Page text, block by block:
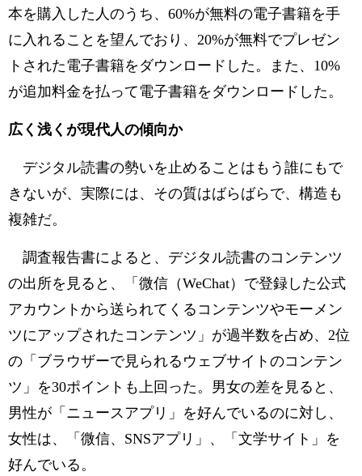
本を購入した人のうち、60%が無料の電子書籍を手
に入れることを望んでおり、20%が無料でプレゼン
トされた電子書籍をダウンロードした。また、10%
が追加料金を払って電子書籍をダウンロードした。
広く浅くが現代人の傾向か
デジタル読書の勢いを止めることはもう誰にもで
きないが、実際には、その質はばらばらで、構造も
複雑だ。
調査報告書によると、デジタル読書のコンテンツ
の出所を見ると、「微信（WeChat）で登録した公式
アカウントから送られてくるコンテンツやモーメン
ツにアップされたコンテンツ」が過半数を占め、2位
の「ブラウザーで見られるウェブサイトのコンテン
ツ」を30ポイントも上回った。男女の差を見ると、
男性が「ニュースアプリ」を好んでいるのに対し、
女性は、「微信、SNSアプリ」、「文学サイト」を
好んでいる。